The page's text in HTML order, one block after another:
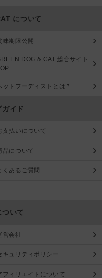
について
味期限公開
DOG & CAT 総合サイト
ットフーディストとは？
ガイド
支払いについて
品について
くあるご質問
ついて
営会社
キュリティポリシー
フィリエイトについて